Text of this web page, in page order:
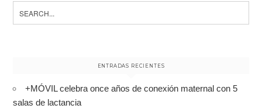
ENTRADAS RECIENTES
+MÓVIL celebra once años de conexión maternal con 5
salas de lactancia